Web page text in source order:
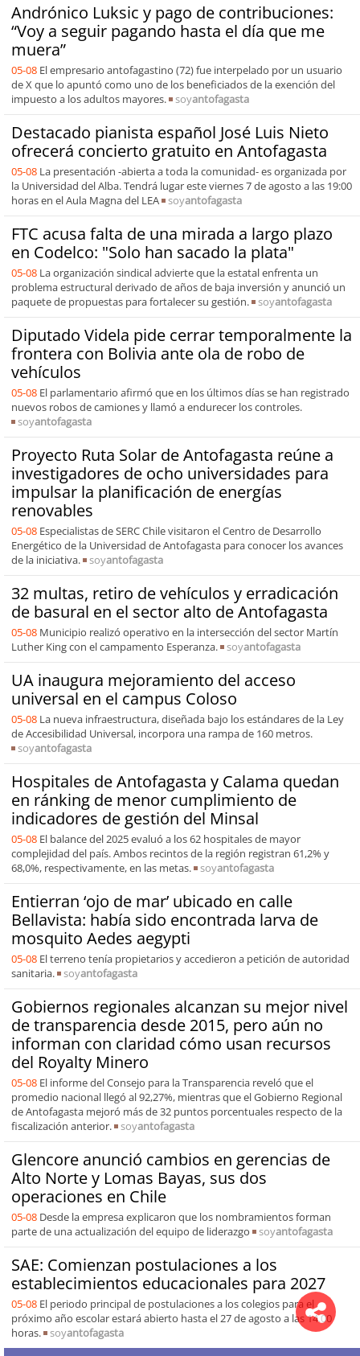
Andrónico Luksic y pago de contribuciones:
“Voy a seguir pagando hasta el día que me
muera”
05-08 El empresario antofagastino (72) fue interpelado por un usuario
de X que lo apuntó como uno de los beneficiados de la exención del
impuesto a los adultos mayores.
soyantofagasta
Destacado pianista español José Luis Nieto
ofrecerá concierto gratuito en Antofagasta
05-08 La presentación -abierta a toda la comunidad- es organizada por
la Universidad del Alba. Tendrá lugar este viernes 7 de agosto a las 19:00
horas en el Aula Magna del LEA
soyantofagasta
FTC acusa falta de una mirada a largo plazo
en Codelco: "Solo han sacado la plata"
05-08 La organización sindical advierte que la estatal enfrenta un
problema estructural derivado de años de baja inversión y anunció un
paquete de propuestas para fortalecer su gestión.
soyantofagasta
Diputado Videla pide cerrar temporalmente la
frontera con Bolivia ante ola de robo de
vehículos
05-08 El parlamentario afirmó que en los últimos días se han registrado
nuevos robos de camiones y llamó a endurecer los controles.
soyantofagasta
Proyecto Ruta Solar de Antofagasta reúne a
investigadores de ocho universidades para
impulsar la planificación de energías
renovables
05-08 Especialistas de SERC Chile visitaron el Centro de Desarrollo
Energético de la Universidad de Antofagasta para conocer los avances
de la iniciativa.
soyantofagasta
32 multas, retiro de vehículos y erradicación
de basural en el sector alto de Antofagasta
05-08 Municipio realizó operativo en la intersección del sector Martín
Luther King con el campamento Esperanza.
soyantofagasta
UA inaugura mejoramiento del acceso
universal en el campus Coloso
05-08 La nueva infraestructura, diseñada bajo los estándares de la Ley
de Accesibilidad Universal, incorpora una rampa de 160 metros.
soyantofagasta
Hospitales de Antofagasta y Calama quedan
en ránking de menor cumplimiento de
indicadores de gestión del Minsal
05-08 El balance del 2025 evaluó a los 62 hospitales de mayor
complejidad del país. Ambos recintos de la región registran 61,2% y
68,0%, respectivamente, en las metas.
soyantofagasta
Entierran ‘ojo de mar’ ubicado en calle
Bellavista: había sido encontrada larva de
mosquito Aedes aegypti
05-08 El terreno tenía propietarios y accedieron a petición de autoridad
sanitaria.
soyantofagasta
Gobiernos regionales alcanzan su mejor nivel
de transparencia desde 2015, pero aún no
informan con claridad cómo usan recursos
del Royalty Minero
05-08 El informe del Consejo para la Transparencia reveló que el
promedio nacional llegó al 92,27%, mientras que el Gobierno Regional
de Antofagasta mejoró más de 32 puntos porcentuales respecto de la
fiscalización anterior.
soyantofagasta
Glencore anunció cambios en gerencias de
Alto Norte y Lomas Bayas, sus dos
operaciones en Chile
05-08 Desde la empresa explicaron que los nombramientos forman
parte de una actualización del equipo de liderazgo
soyantofagasta
SAE: Comienzan postulaciones a los
establecimientos educacionales para 2027
05-08 El periodo principal de postulaciones a los colegios para el
próximo año escolar estará abierto hasta el 27 de agosto a las 14.00
horas.
soyantofagasta